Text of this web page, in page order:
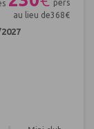
pers
au lieu de368€